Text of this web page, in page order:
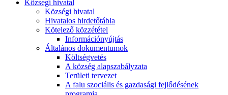
Községi hivatal
Községi hivatal
Hivatalos hirdetőtábla
Kötelező közzététel
Információnyújtás
Általános dokumentumok
Költségvetés
A község alapszabályzata
Területi tervezet
A falu szociális és gazdasági fejlődésének